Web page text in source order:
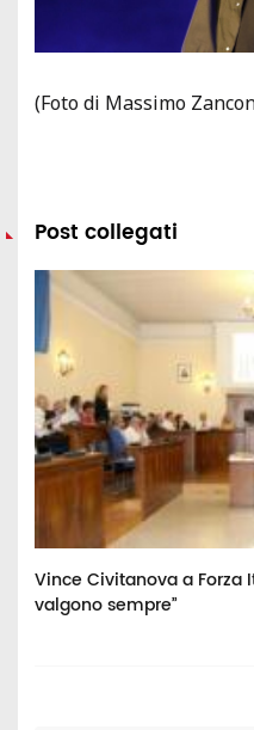
(Foto di Massimo
Post collegati
Vince Civitanova a Forza
valgono sempre”